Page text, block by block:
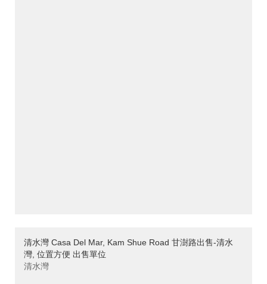
清水灣 Casa Del Mar, Kam Shue Road 甘澍路出售-清水
灣, 位置方便 出售單位
清水灣